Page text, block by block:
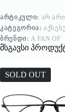
ᲐᲠᲢᲘᲙᲣᲚᲘ: ᲐᲠ
ᲙᲐᲢᲔᲒᲝᲠᲘᲐ:
ᲑᲠᲔᲜᲓᲘ: A FAN OF
მსგავსი
SOLD OUT